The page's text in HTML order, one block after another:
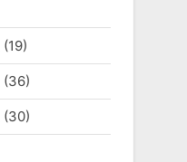
(19)
(36)
(30)